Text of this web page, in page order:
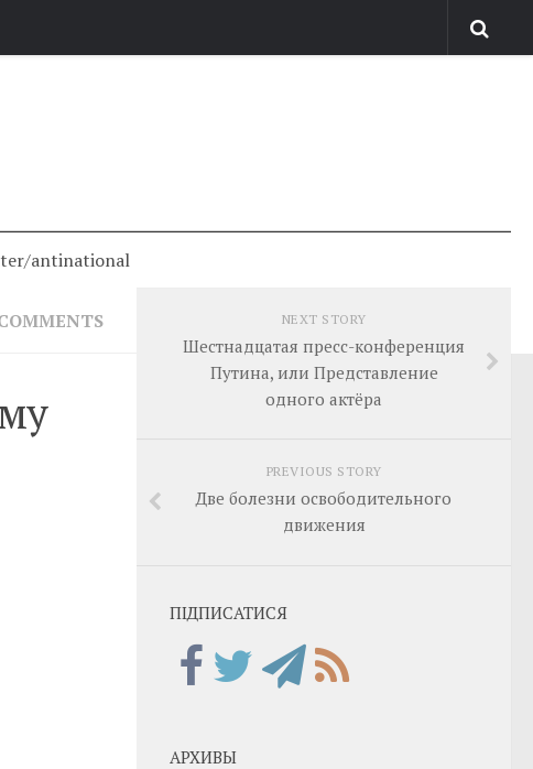
antinational
NEXT STORY
Шестнадцатая пресс-конференция
Путина, или Представление
одного актёра
PREVIOUS STORY
Две болезни освободительного
движения
ПІДПИСАТИСЯ
АРХИВЫ